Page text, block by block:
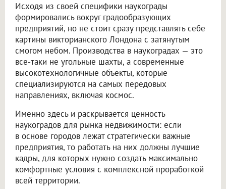
Исходя из своей специфики наукограды
формировались вокруг градообразующих
предприятий, но не стоит сразу представлять себе
картины викторианского Лондона с затянутым
смогом небом. Производства в наукоградах — это
все-таки не угольные шахты, а современные
высокотехнологичные объекты, которые
специализируются на самых передовых
направлениях, включая космос.
Именно здесь и раскрывается ценность
наукоградов для рынка недвижимости: если
в основе городов лежат стратегически важные
предприятия, то работать на них должны лучшие
кадры, для которых нужно создать максимально
комфортные условия с комплексной проработкой
всей территории.